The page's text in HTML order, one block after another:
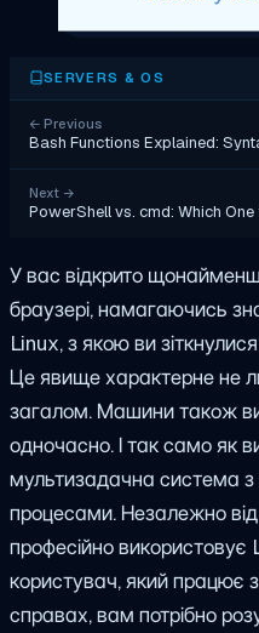
SERVERS & OS
← Previous
Bash Functions Explained:
Next →
PowerShell vs. cmd: Which One
У вас відкрито
браузері, намагаючись
Linux, з якою ви
Це явище характерне не
загалом. Машини також
одночасно. І так само як
мультизадачна система
процесами. Незалежно
професійно використовує
користувач, який працює
справах, вам потрібно